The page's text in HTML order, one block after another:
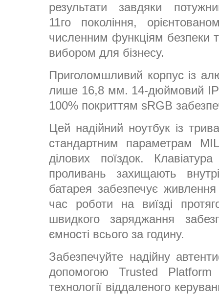
результати завдяки
11го покоління,
численним функціям безпеки
вибором для бізнесу.
Приголомшливий корпус із
лише 16,8 мм. 14-дюймовий
100% покриттям sRGB
Цей надійний ноутбук із
стандартним параметрам
ділових поїздок.
проливань захищають
батарея забезпечує
час роботи на виїзді
швидкого заряджання
ємності всього за годину.
Забезпечуйте надійну
допомогою Trusted
технології віддаленого